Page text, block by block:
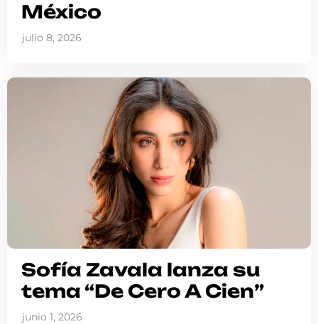
México
julio 8, 2026
Sofía Zavala lanza su
tema “De Cero A Cien”
junio 1, 2026